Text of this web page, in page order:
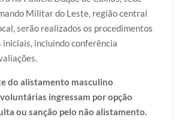
Militar do Leste, região central
serão realizados os procedimentos
incluindo conferência
do alistamento masculino
ingressam por opção
ou sanção pelo não alistamento.